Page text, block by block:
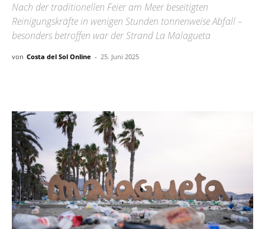
Nach der traditionellen Feier am Meer beseitigten
Reinigungskräfte in wenigen Stunden tonnenweise Abfall –
besonders betroffen war der Strand La Malagueta
von Costa del Sol Online - 25. Juni 2025